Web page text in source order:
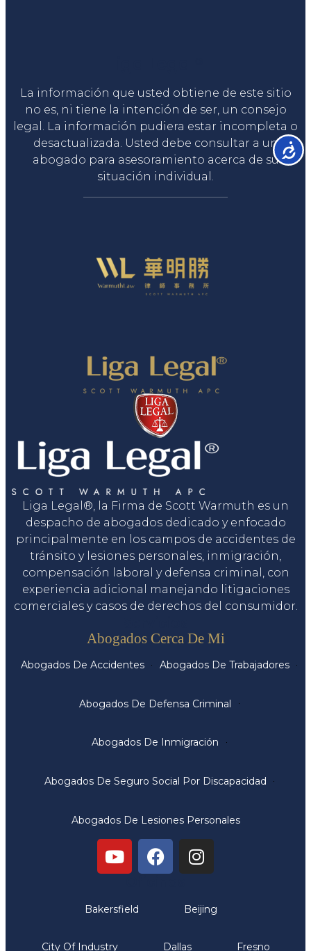
La información que usted obtiene de este sitio
no es, ni tiene la intención de ser, un consejo
legal. La información pudiera estar incompleta o
desactualizada. Usted debe consultar a un
abogado para asesoramiento acerca de su
situación individual.
Liga Legal®, la Firma de Scott Warmuth es un
despacho de abogados dedicado y enfocado
principalmente en los campos de accidentes de
tránsito y lesiones personales, inmigración,
compensación laboral y defensa criminal, con
experiencia adicional manejando litigaciones
comerciales y casos de derechos del consumidor.
Abogados Cerca De Mi
Abogados De Accidentes Abogados De Trabajadores
Abogados De Defensa Criminal
Abogados De Inmigración
Abogados De Seguro Social Por Discapacidad
Abogados De Lesiones Personales
Bakersfield Beijing
City Of Industry Dallas Fresno